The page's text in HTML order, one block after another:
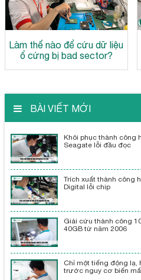
Làm thế nào để cứu dữ liệu
ổ cứng bị bad sector?
BÀI VIẾT MỚI
Khôi phục thành công
Seagate lỗi đầu đọc
Trích xuất thành công
Digital lỗi chip
Giải cứu thành công
40GB từ năm 2006
Chỉ một tiếng động
trước nguy cơ biến